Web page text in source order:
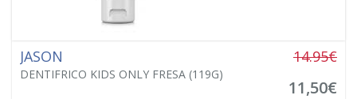
JASON
DENTIFRICO KIDS ONLY FRESA (119G)
14.95€
11,50€